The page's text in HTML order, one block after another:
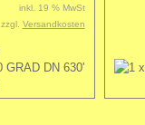
inkl. 19 % MwSt
zzgl. Versandkosten